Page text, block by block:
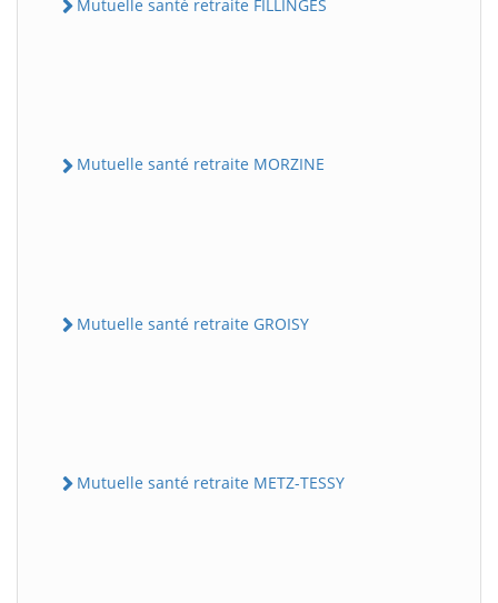
Mutuelle santé retraite FILLINGES
Mutuelle santé retraite MORZINE
Mutuelle santé retraite GROISY
Mutuelle santé retraite METZ-TESSY